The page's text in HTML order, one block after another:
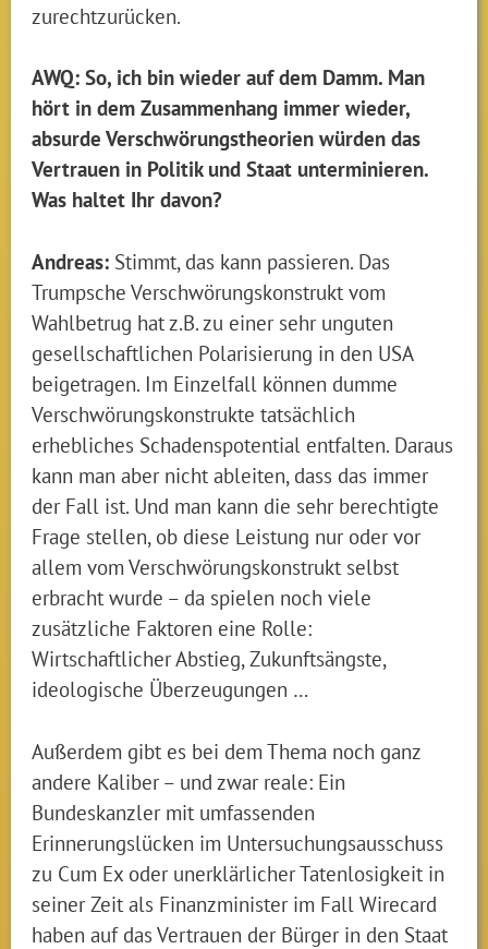
zurechtzurücken.
AWQ: So, ich bin wieder auf dem Damm. Man
hört in dem Zusammenhang immer wieder,
absurde Verschwörungstheorien würden das
Vertrauen in Politik und Staat unterminieren.
Was haltet Ihr davon?
Andreas: Stimmt, das kann passieren. Das
Trumpsche Verschwörungskonstrukt vom
Wahlbetrug hat z.B. zu einer sehr unguten
gesellschaftlichen Polarisierung in den USA
beigetragen. Im Einzelfall können dumme
Verschwörungskonstrukte tatsächlich
erhebliches Schadenspotential entfalten. Daraus
kann man aber nicht ableiten, dass das immer
der Fall ist. Und man kann die sehr berechtigte
Frage stellen, ob diese Leistung nur oder vor
allem vom Verschwörungskonstrukt selbst
erbracht wurde – da spielen noch viele
zusätzliche Faktoren eine Rolle:
Wirtschaftlicher Abstieg, Zukunftsängste,
ideologische Überzeugungen …
Außerdem gibt es bei dem Thema noch ganz
andere Kaliber – und zwar reale: Ein
Bundeskanzler mit umfassenden
Erinnerungslücken im Untersuchungsausschuss
zu Cum Ex oder unerklärlicher Tatenlosigkeit in
seiner Zeit als Finanzminister im Fall Wirecard
haben auf das Vertrauen der Bürger in den Staat